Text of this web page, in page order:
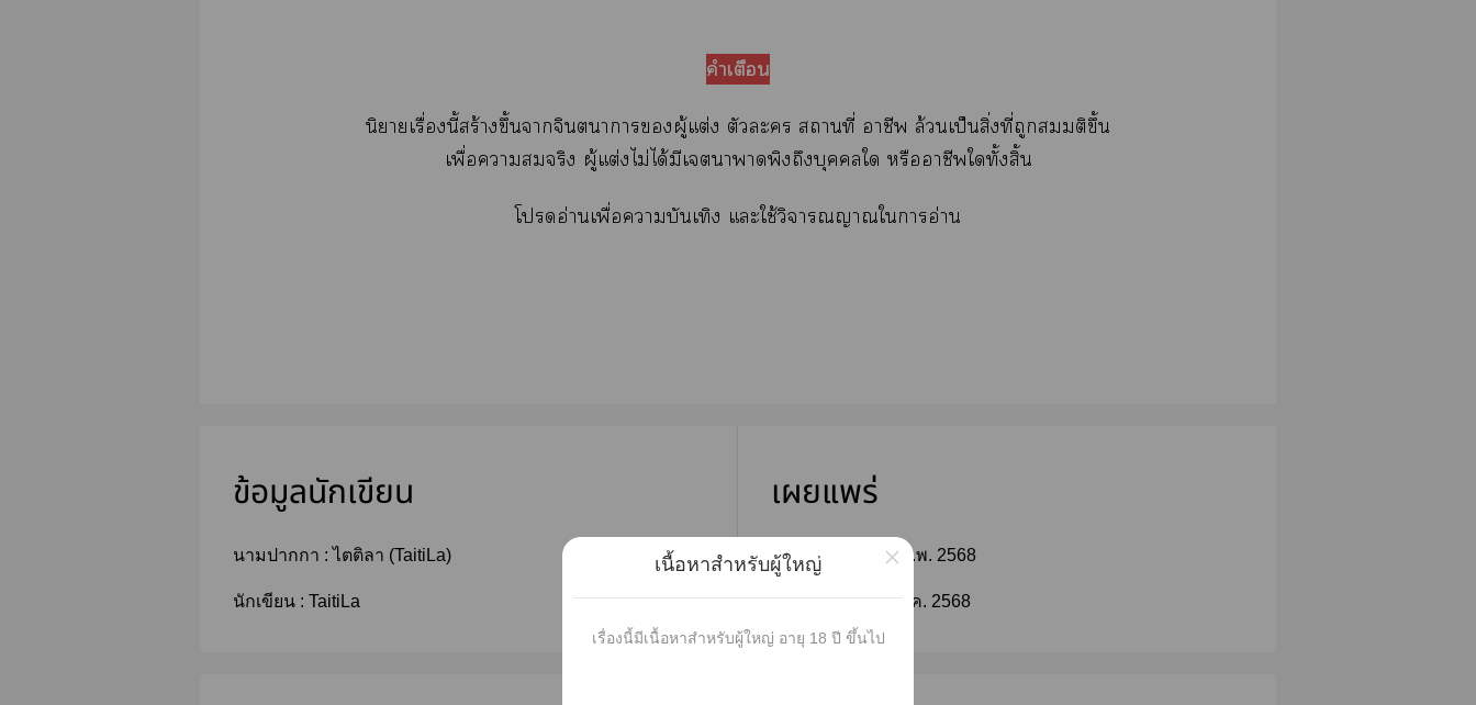
คำเตือน
นิยายเรื่องนี้สร้างขึ้นาจินตนาการผู้แต่ง ตัวะ สถานที่ าชีพ ล้วนเป็นสิ่งที่ถูกสมมติขึ้น
เพื่อาสมจริง ผู้แต่งไม่ได้มีเาาพิงถึงบุคคลใ หรือาชีพใทั้งสิ้น
โอ่านเพื่อาบันเทิง แะใช้วิจารณญาณใาอ่าน
ข้อมูลนักเขียน
นามปากกา :ไตติลา (TaitiLa) ติดตาม
นักเขียน : TaitiLa ติดตาม
เผยแพร่
วันที่เผยแพร่ : 01 ก.พ. 2568
แก้ไขล่าสุด :22 มี.ค. 2568
เนื้อหาสำหรับผู้ใหญ่
เรื่องนี้มีเนื้อหาสำหรับผู้ใหญ่ อายุ 18 ปี ขึ้นไป
×